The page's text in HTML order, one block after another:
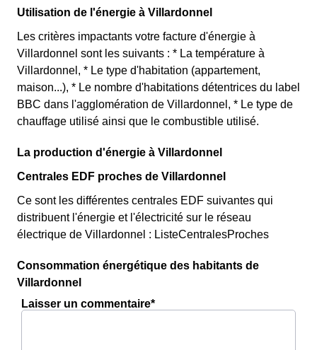
Utilisation de l'énergie à Villardonnel
Les critères impactants votre facture d'énergie à
Villardonnel sont les suivants : * La température à
Villardonnel, * Le type d'habitation (appartement,
maison...), * Le nombre d'habitations détentrices du label
BBC dans l'agglomération de Villardonnel, * Le type de
chauffage utilisé ainsi que le combustible utilisé.
La production d'énergie à Villardonnel
Centrales EDF proches de Villardonnel
Ce sont les différentes centrales EDF suivantes qui
distribuent l'énergie et l'électricité sur le réseau
électrique de Villardonnel : ListeCentralesProches
Consommation énergétique des habitants de
Villardonnel
Laisser un commentaire*